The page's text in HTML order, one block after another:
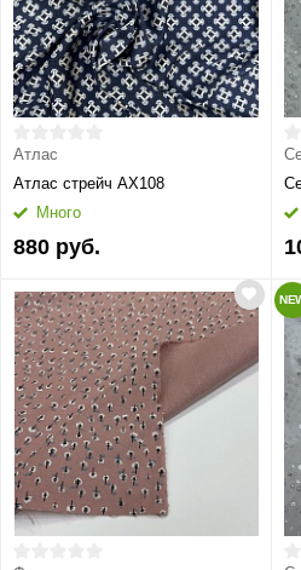
Атлас
Атлас стрейч АХ108
Много
880 руб.